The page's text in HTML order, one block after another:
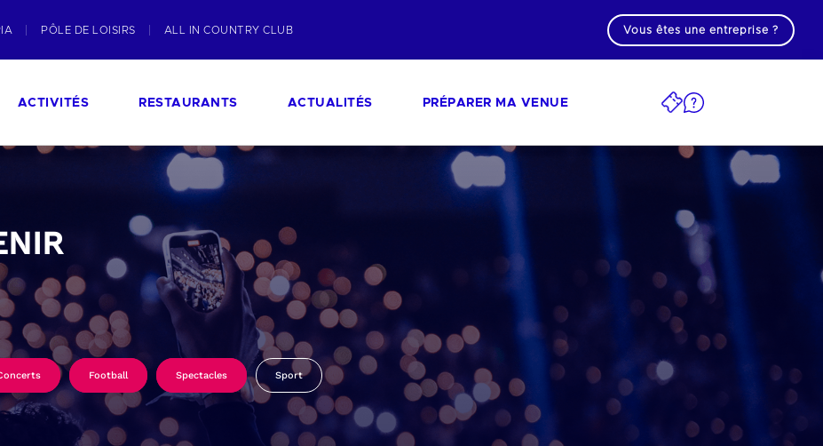
PÔLE DE LOISIRS ALL IN COUNTRY CLUB Vous êtes une entreprise ?
ACTIVITÉS RESTAURANTS ACTUALITÉS PRÉPARER MA VENUE
Football Spectacles Sport